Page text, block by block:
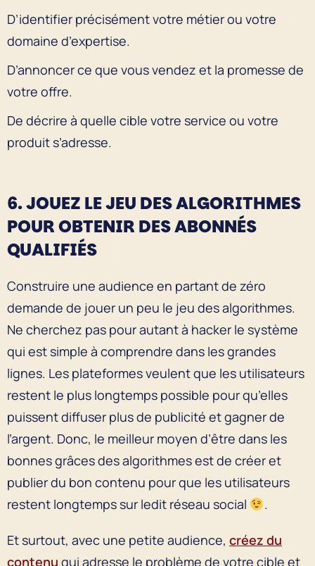
D’identifier précisément votre métier ou votre
domaine d’expertise.
D’annoncer ce que vous vendez et la promesse de
votre offre.
De décrire à quelle cible votre service ou votre
produit s’adresse.
6. JOUEZ LE JEU DES ALGORITHMES
POUR OBTENIR DES ABONNÉS
QUALIFIÉS
Construire une audience en partant de zéro
demande de jouer un peu le jeu des algorithmes.
Ne cherchez pas pour autant à hacker le système
qui est simple à comprendre dans les grandes
lignes. Les plateformes veulent que les utilisateurs
restent le plus longtemps possible pour qu’elles
puissent diffuser plus de publicité et gagner de
l’argent. Donc, le meilleur moyen d’être dans les
bonnes grâces des algorithmes est de créer et
publier du bon contenu pour que les utilisateurs
restent longtemps sur ledit réseau social
.
Et surtout, avec une petite audience, créez du
contenu qui adresse le problème de votre cible et